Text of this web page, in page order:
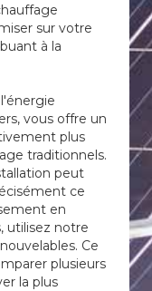
sur votre
à la
vous offre un
plus
traditionnels.
peut
ce
en
utilisez notre
Ce
plusieurs
la plus